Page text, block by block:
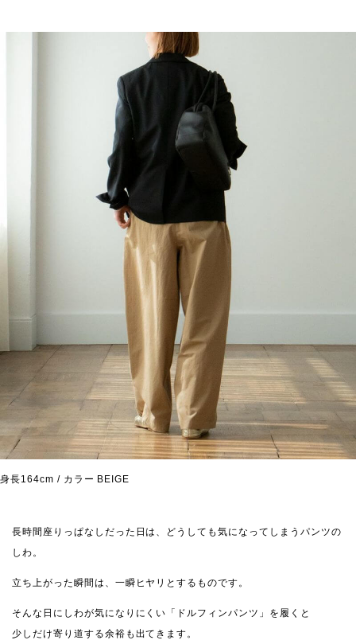
身長164cm / カラー BEIGE
長時間座りっぱなしだった日は、どうしても気になってしまうパンツの
しわ。
立ち上がった瞬間は、一瞬ヒヤリとするものです。
そんな日にしわが気になりにくい「ドルフィンパンツ」を履くと
少しだけ寄り道する余裕も出てきます。